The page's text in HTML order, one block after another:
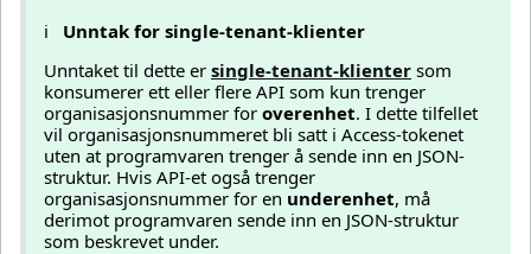
ℹ️ Unntak for single-tenant-klienter
Unntaket til dette er single-tenant-klienter som
konsumerer ett eller flere API som kun trenger
organisasjonsnummer for overenhet. I dette tilfellet
vil organisasjonsnummeret bli satt i Access-tokenet
uten at programvaren trenger å sende inn en JSON-
struktur. Hvis API-et også trenger
organisasjonsnummer for en underenhet, må
derimot programvaren sende inn en JSON-struktur
som beskrevet under.